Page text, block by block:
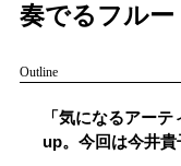
人気ワード
#男性SSW #ポップ
MENU
記事一覧
奏でるフルー
Outline
「気になるアー
up。今回は今井貴